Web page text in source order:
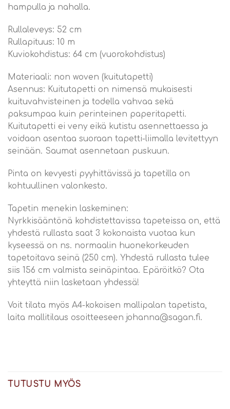
hampulla ja nahalla.
Rullaleveys: 52 cm
Rullapituus: 10 m
Kuviokohdistus: 64 cm (vuorokohdistus)
Materiaali: non woven (kuitutapetti)
Asennus: Kuitutapetti on nimensä mukaisesti
kuituvahvisteinen ja todella vahvaa sekä
paksumpaa kuin perinteinen paperitapetti.
Kuitutapetti ei veny eikä kutistu asennettaessa ja
voidaan asentaa suoraan tapetti-liimalla levitettyyn
seinään. Saumat asennetaan puskuun.
Pinta on kevyesti pyyhittävissä ja tapetilla on
kohtuullinen valonkesto.
Tapetin menekin laskeminen:
Nyrkkisääntönä kohdistettavissa tapeteissa on, että
yhdestä rullasta saat 3 kokonaista vuotaa kun
kyseessä on ns. normaalin huonekorkeuden
tapetoitava seinä (250 cm). Yhdestä rullasta tulee
siis 156 cm valmista seinäpintaa. Epäröitkö? Ota
yhteyttä niin lasketaan yhdessä!
Voit tilata myös A4-kokoisen mallipalan tapetista,
laita mallitilaus osoitteeseen johanna@sagan.fi.
TUTUSTU MYÖS